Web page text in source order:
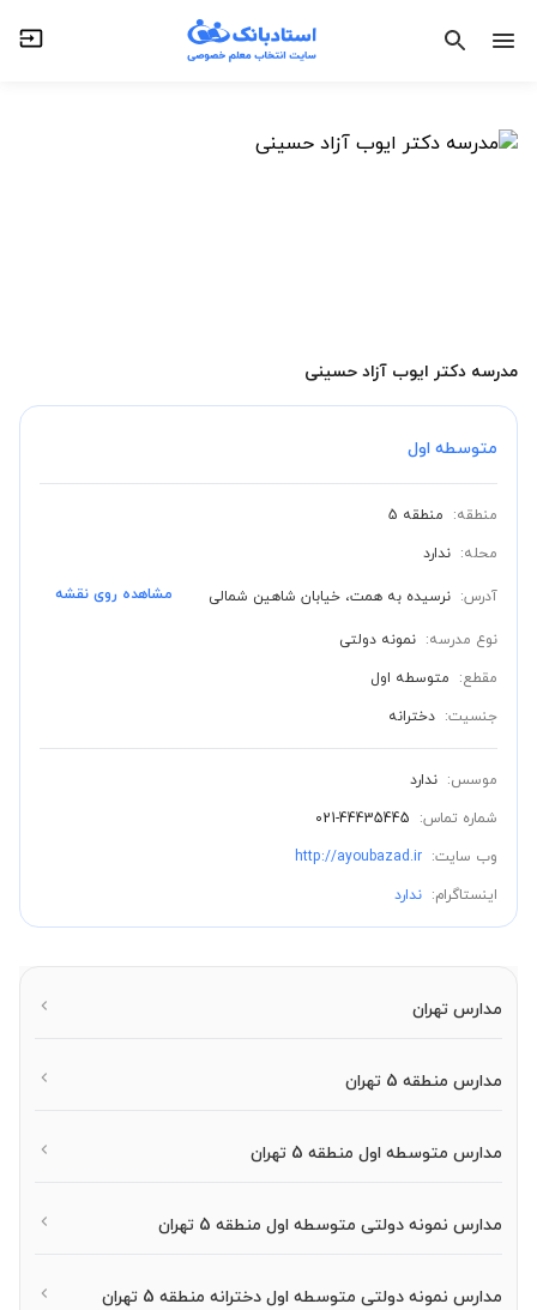
مدارس تهران
مدارس منطقه 5 تهران
مدارس متوسطه اول منطقه 5 تهران
مدارس نمونه دولتی متوسطه اول منطقه 5 تهران
مدارس نمونه دولتی متوسطه اول دخترانه منطقه 5 تهران
مدرسه دکتر ایوب آزاد حسینی
متوسطه اول
منطقه:
منطقه 5
محله: ندارد
آدرس: نرسیده به همت، خیابان شاهین شمالی مشاهده روی نقشه
نوع مدرسه: نمونه دولتی
مقطع:
متوسطه اول
جنسیت: دخترانه
موسس: ندارد
شماره تماس:
021-44435445
وب سایت: http://ayoubazad.ir
اینستاگرام: ندارد